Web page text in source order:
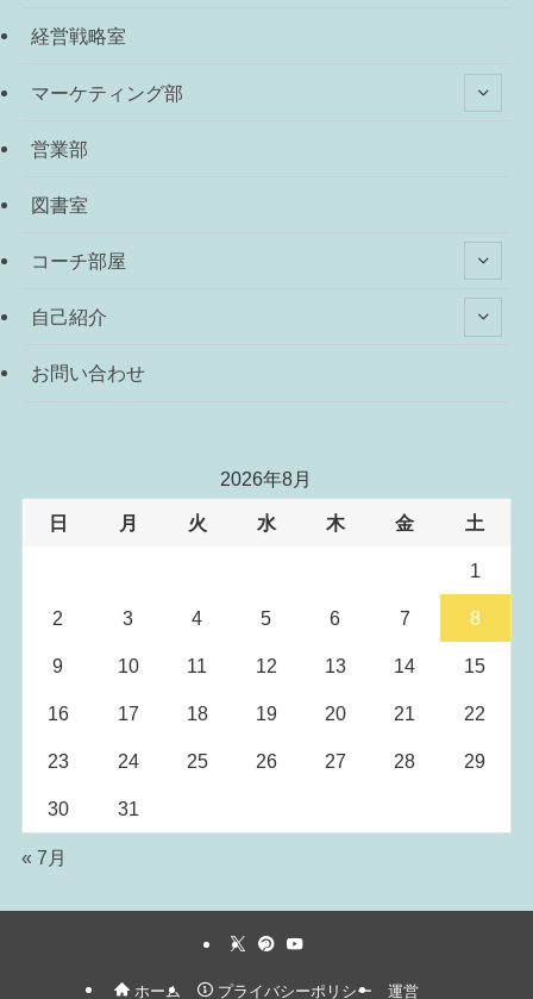
経営戦略室
マーケティング部
営業部
図書室
コーチ部屋
自己紹介
お問い合わせ
2026年8月
日 月 火 水 木 金 土
1
2 3 4 5 6 7 8
9 10 11 12 13 14 15
16 17 18 19 20 21 22
23 24 25 26 27 28 29
30 31
« 7月
ホーム プライバシーポリシー 運営